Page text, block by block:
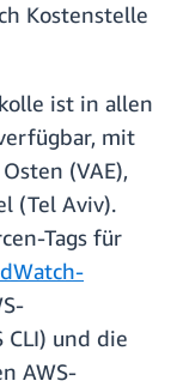
Kostenstelle
ist in allen
mit
(VAE),
(Tel Aviv).
Tags für
und die
AWS-